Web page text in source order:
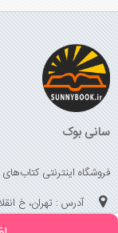
سانی بوک
فروشگاه اینترنتی
آدرس : تهران، خ